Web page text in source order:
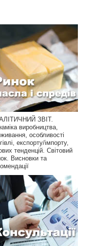
ЗВІТ.
виробництва,
особливості
експорту/імпорту,
тенденцій. Світовий
Висновки та